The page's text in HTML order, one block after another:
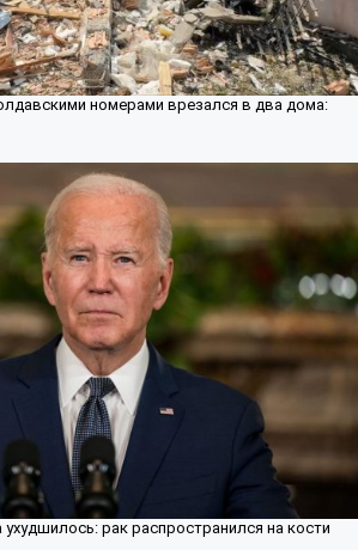
номерами врезался в два дома:
рак распространился на кости